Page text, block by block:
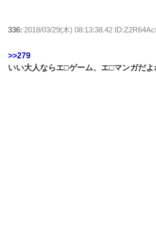
336: 2018/03/29(木) 08:13:38.42
>>279
いい大人ならエ□ゲーム、エ□マンガだよ